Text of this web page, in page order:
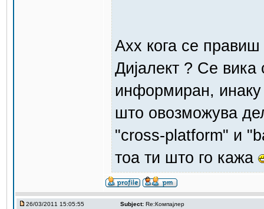
Ахх кога се
Дијалект ? Се
информиран, инаку
што овозможува
"cross-platform" и
тоа ти што го кажа
26/03/2011 15:05:55 Subject: Re:Компајлер